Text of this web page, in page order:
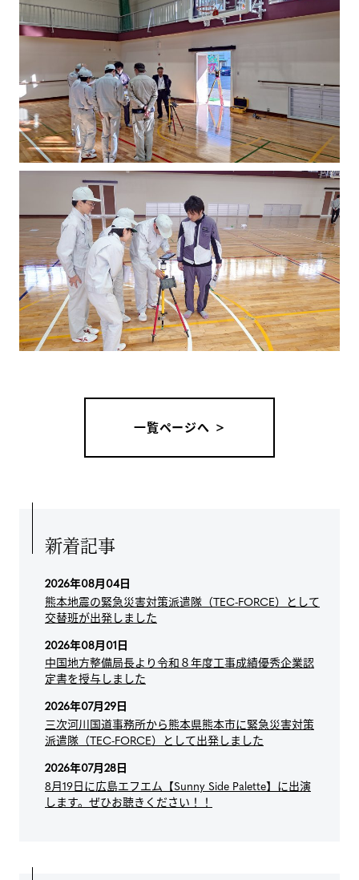
一覧ページへ
新着記事
2026年08月04日
熊本地震の緊急災害対策派遣隊（TEC-FORCE）として
交替班が出発しました
2026年08月01日
中国地方整備局長より令和８年度工事成績優秀企業認
定書を授与しました
2026年07月29日
三次河川国道事務所から熊本県熊本市に緊急災害対策
派遣隊（TEC-FORCE）として出発しました
2026年07月28日
8月19日に広島エフエム【Sunny Side Palette】に出演
します。ぜひお聴きください！！